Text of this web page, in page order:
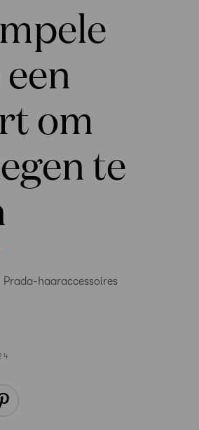
om
te
haaraccessoires